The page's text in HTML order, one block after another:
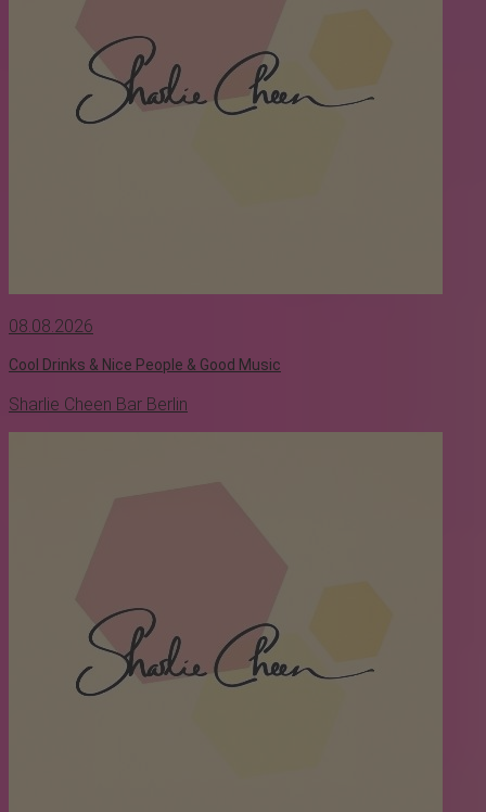
08.08.2026
Cool Drinks & Nice People & Good Music
Sharlie Cheen Bar Berlin